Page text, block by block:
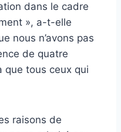
dans le cadre
», a-t-elle
nous n’avons pas
de quatre
que tous ceux qui
raisons de